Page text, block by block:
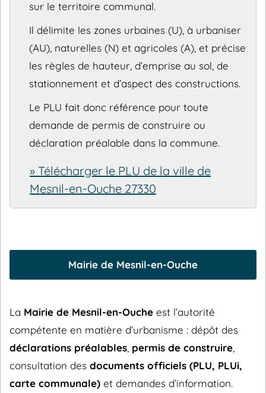
sur le territoire communal.
Il délimite les zones urbaines (U), à urbaniser
(AU), naturelles (N) et agricoles (A), et précise
les règles de hauteur, d’emprise au sol, de
stationnement et d’aspect des constructions.
Le PLU fait donc référence pour toute
demande de permis de construire ou
déclaration préalable dans la commune.
» Télécharger le PLU de la ville de
Mesnil-en-Ouche 27330
Mairie de Mesnil-en-Ouche
La Mairie de Mesnil-en-Ouche est l’autorité
compétente en matière d’urbanisme : dépôt des
déclarations préalables permis de construire
consultation des documents officiels (PLU, PLUi,
carte communale) et demandes d’information.